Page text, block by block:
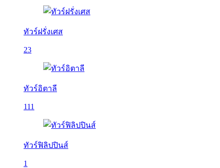
ทัวร์ฝรั่งเศส
23
ทัวร์อิตาลี
111
ทัวร์ฟิลิปปินส์
1